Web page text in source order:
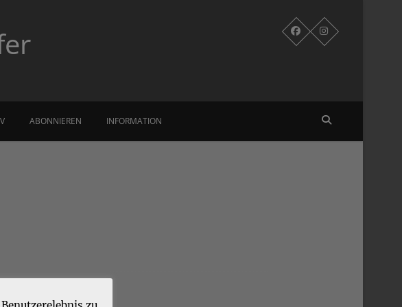
ABONNIEREN INFORMATION